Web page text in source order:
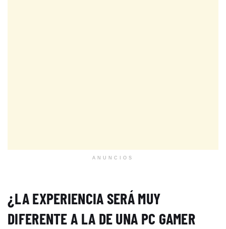
ANUNCIOS
¿LA EXPERIENCIA SERÁ MUY
DIFERENTE A LA DE UNA PC GAMER